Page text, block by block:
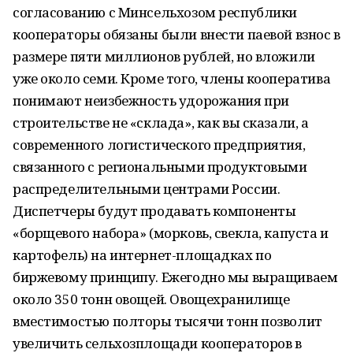
согласованию с Минсельхозом республики
кооператоры обязаны были внести паевой взнос в
размере пяти миллионов рублей, но вложили
уже около семи. Кроме того, члены кооператива
понимают неизбежность удорожания при
строительстве не «склада», как вы сказали, а
современного логистического предприятия,
связанного с региональными продуктовыми
распределительными центрами России.
Диспетчеры будут продавать компоненты
«борщевого набора» (морковь, свекла, капуста и
картофель) на интернет-площадках по
биржевому принципу. Ежегодно мы выращиваем
около 350 тонн овощей. Овощехранилище
вместимостью полторы тысячи тонн позволит
увеличить сельхозплощади кооператоров в